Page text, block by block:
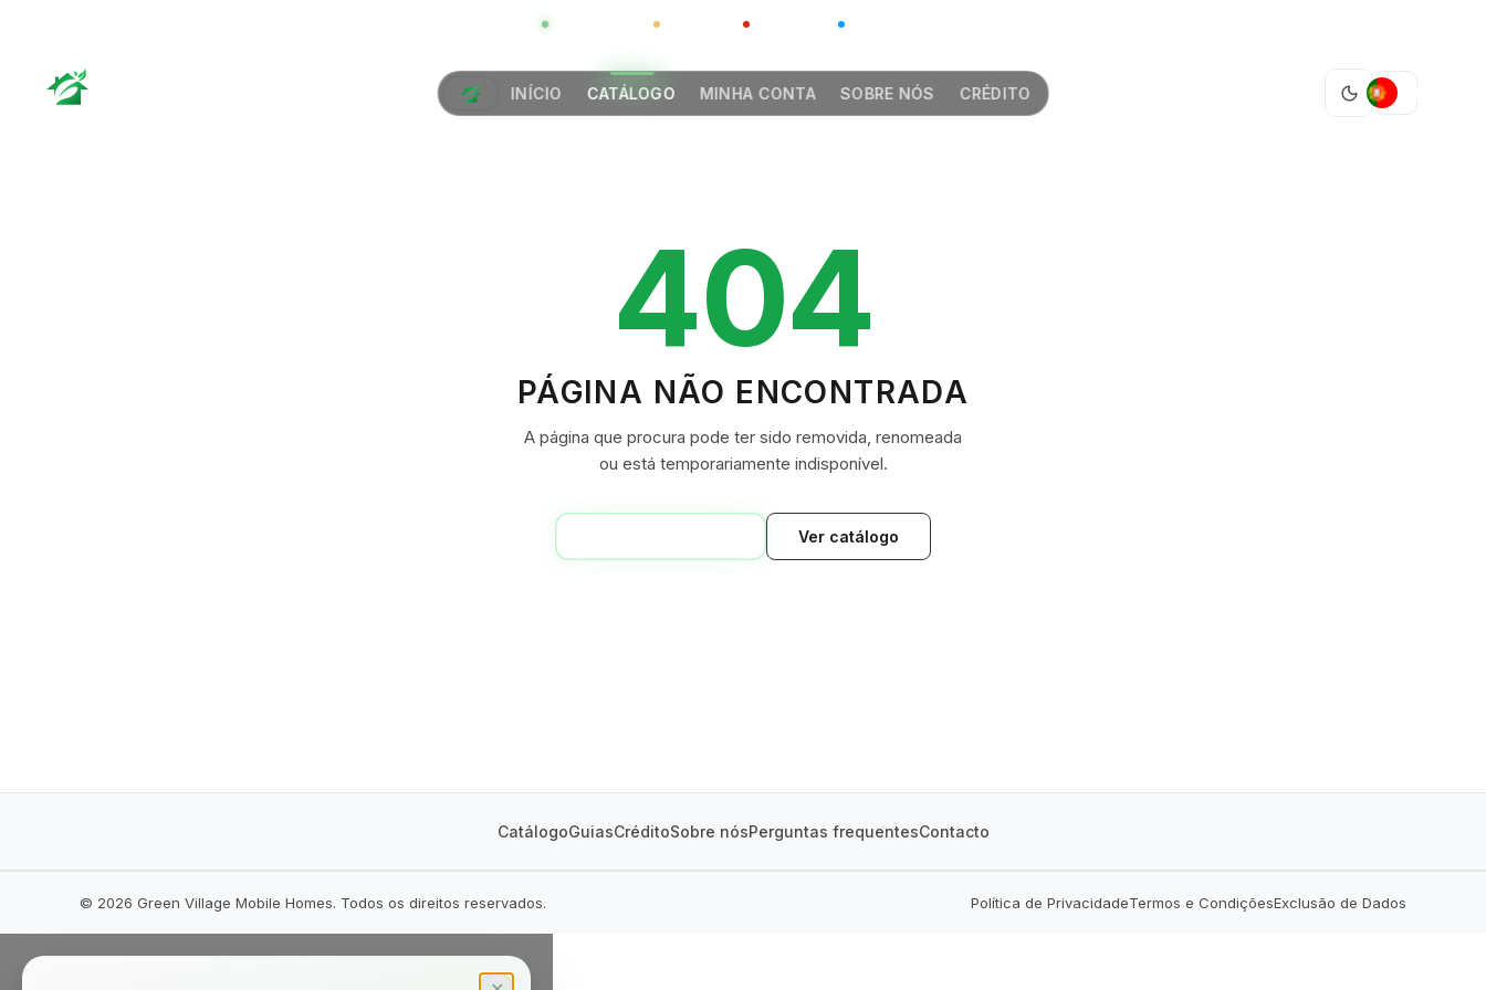
GLOBAL CHINA
INÍCIO CATÁLOGO MINHA CONTA SOBRE NÓS CRÉDITO
GREEN VILLAGE
404
PÁGINA NÃO ENCONTRADA
A página que procura pode ter sido removida, renomeada
ou está temporariamente indisponível.
Ver catálogo
CatálogoGuiasCréditoSobre nósPerguntas frequentesContacto
© 2026 Green Village Mobile Homes. Todos os direitos reservados. Política de PrivacidadeTermos e CondiçõesExclusão de Dados